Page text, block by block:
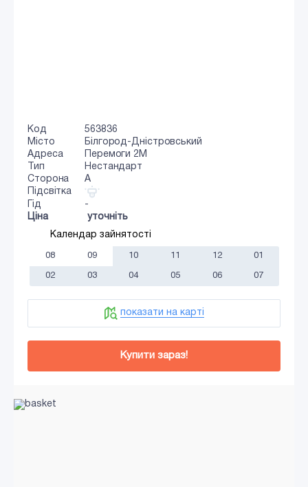
Код
563836
Місто
Білгород-Дністровський
Адреса
Перемоги 2М
Тип
Нестандарт
Сторона
A
Підсвітка
Гід
-
Ціна
уточніть
Календар зайнятості
08 09 10 11 12 01
02 03 04 05 06 07
показати на карті
Купити зараз!